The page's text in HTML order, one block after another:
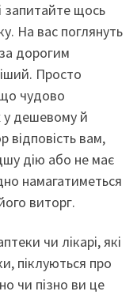
запитайте щось
На вас по­глянуть
дорогим
Просто
що чудово
у дешевому й
відповість вам,
дію або не має
намагатиметься
виторг.
чи лікарі, які
піклуються про
чи пізно ви це